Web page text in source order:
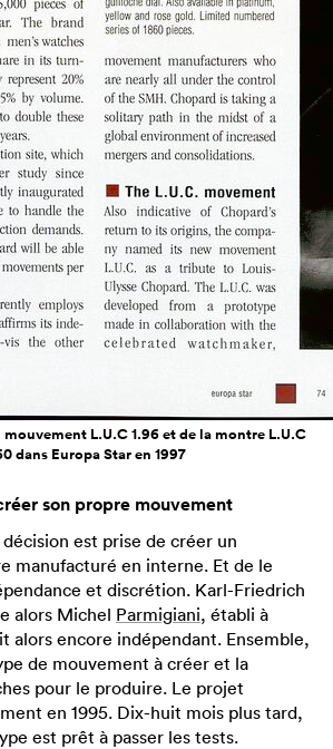
mouvement L.U.C 1.96 et de la montre L.U.C
dans Europa Star en 1997
son propre mouvement
est prise de créer un
manufacturé en interne. Et de le
et discrétion. Karl-Friedrich
alors Michel Parmigiani, établi à
alors encore indépendant. Ensemble,
de mouvement à créer et la
pour le produire. Le projet
en 1995. Dix-huit mois plus tard,
est prêt à passer les tests.